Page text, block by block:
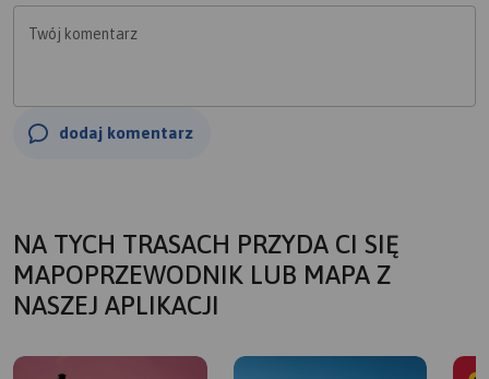
Twój komentarz
dodaj komentarz
NA TYCH TRASACH PRZYDA CI SIĘ
MAPOPRZEWODNIK LUB MAPA Z
NASZEJ APLIKACJI